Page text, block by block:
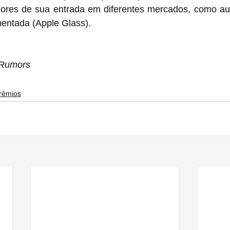
de sua entrada em diferentes mercados, como
(Apple Glass).